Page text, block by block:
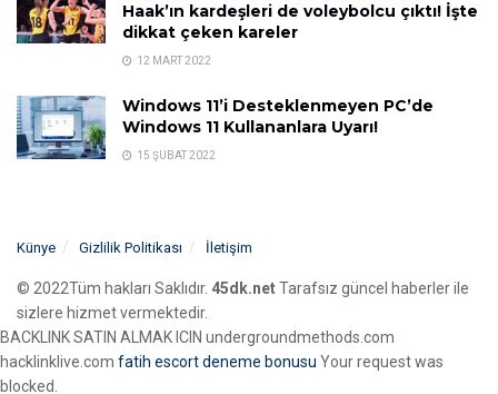
Haak’ın kardeşleri de voleybolcu çıktı! İşte
dikkat çeken kareler
12 MART 2022
Windows 11’i Desteklenmeyen PC’de
Windows 11 Kullananlara Uyarı!
15 ŞUBAT 2022
Künye Gizlilik Politikası İletişim
© 2022Tüm hakları Saklıdır. 45dk.netTarafsız güncel haberler ile
sizlere hizmet vermektedir.
BACKLINK SATIN ALMAK ICIN undergroundmethods.com
hacklinklive.com fatih escortdeneme bonusu Your request was
blocked.